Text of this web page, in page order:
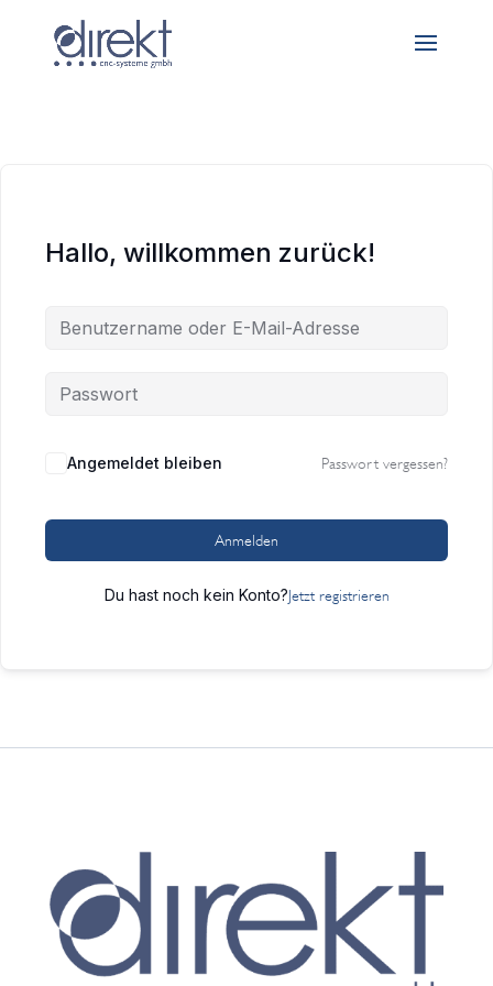
Hallo, willkommen zurück!
Angemeldet bleiben Passwort vergessen?
Anmelden
Du hast noch kein Konto?Jetzt registrieren